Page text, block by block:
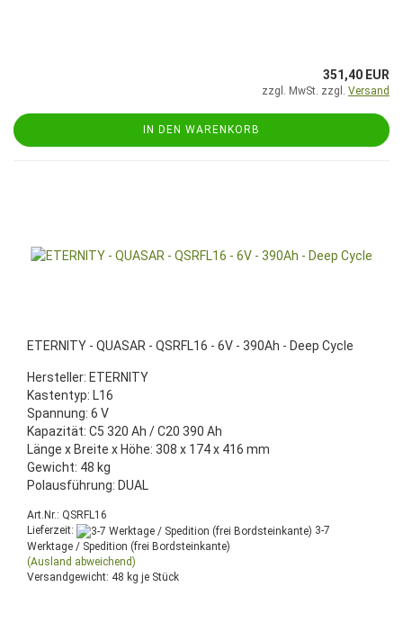
351,40 EUR
zzgl. MwSt. zzgl. Versand
IN DEN WARENKORB
ETERNITY - QUASAR - QSRFL16 - 6V - 390Ah - Deep Cycle
Hersteller: ETERNITY
Kastentyp: L16
Spannung: 6 V
Kapazität: C5 320 Ah / C20 390 Ah
Länge x Breite x Höhe: 308 x 174 x 416 mm
Gewicht: 48 kg
Polausführung: DUAL
Art.Nr.: QSRFL16
Lieferzeit:
3-7
Werktage / Spedition (frei Bordsteinkante)
(Ausland abweichend)
Versandgewicht: 48 kg je Stück